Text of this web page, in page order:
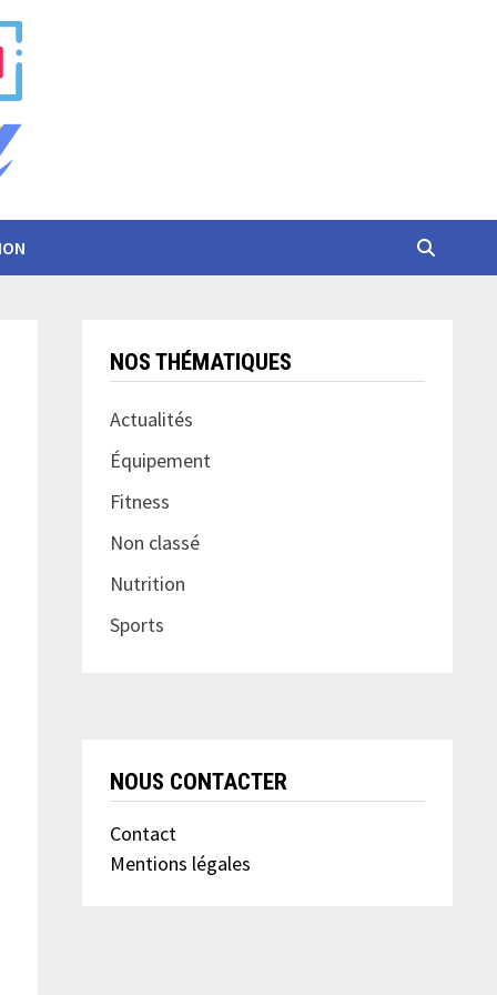
NOS THÉMATIQUES
Actualités
Équipement
Fitness
Non classé
Nutrition
Sports
NOUS CONTACTER
Contact
Mentions légales